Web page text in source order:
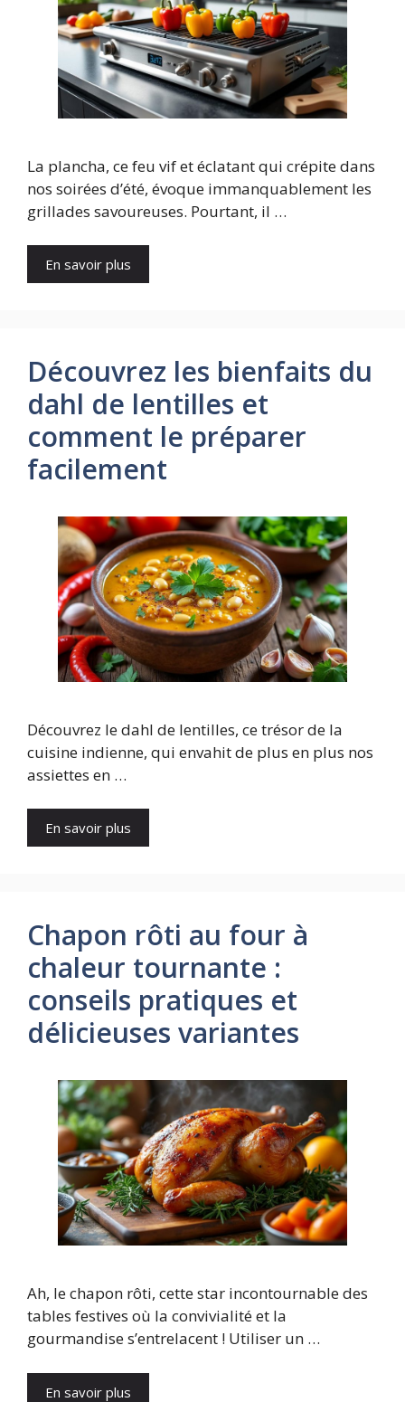
La plancha, ce feu vif et éclatant qui crépite dans
nos soirées d’été, évoque immanquablement les
grillades savoureuses. Pourtant, il …
En savoir plus
Découvrez les bienfaits du
dahl de lentilles et
comment le préparer
facilement
Découvrez le dahl de lentilles, ce trésor de la
cuisine indienne, qui envahit de plus en plus nos
assiettes en …
En savoir plus
Chapon rôti au four à
chaleur tournante :
conseils pratiques et
délicieuses variantes
Ah, le chapon rôti, cette star incontournable des
tables festives où la convivialité et la
gourmandise s’entrelacent ! Utiliser un …
En savoir plus